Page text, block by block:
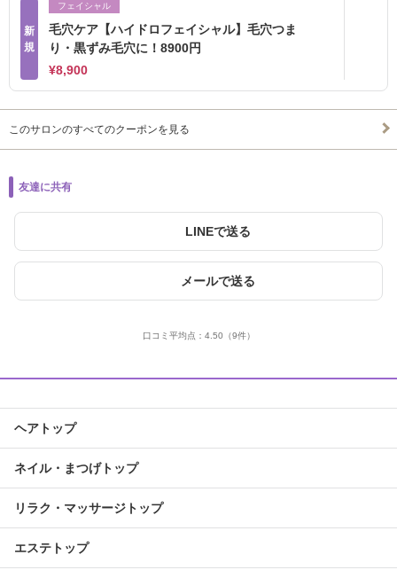
新
規
フェイシャル
毛穴ケア【ハイドロフェイシャル】毛穴つま
り・黒ずみ毛穴に！8900円
¥8,900
このサロンのすべてのクーポンを見る
友達に共有
LINEで送る
メールで送る
口コミ平均点： 4.50 （9件）
ヘアトップ
ネイル・まつげトップ
リラク・マッサージトップ
エステトップ